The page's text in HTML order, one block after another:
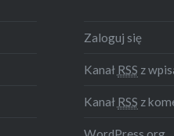
Jeśli
Zaloguj się
Kanał RSS z
Kanał RSS z